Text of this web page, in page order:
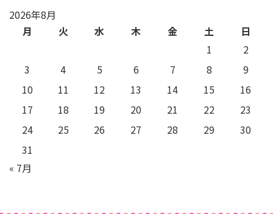
2026年8月
月
火 水 木 金 土
日
1
2
3
4 5 6 7 8
9
10
11 12 13 14 15
16
17
18 19 20 21 22
23
24
25 26 27 28 29
30
31
« 7月